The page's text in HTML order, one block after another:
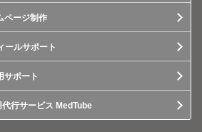
ページ制作
ールサポート
サポート
行サービス MedTube